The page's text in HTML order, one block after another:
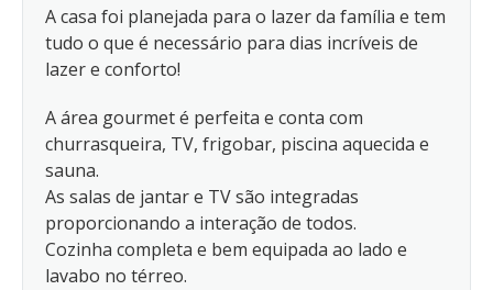
A casa foi planejada para o lazer da família e tem
tudo o que é necessário para dias incríveis de
lazer e conforto!
A área gourmet é perfeita e conta com
churrasqueira, TV, frigobar, piscina aquecida e
sauna.
As salas de jantar e TV são integradas
proporcionando a interação de todos.
Cozinha completa e bem equipada ao lado e
lavabo no térreo.